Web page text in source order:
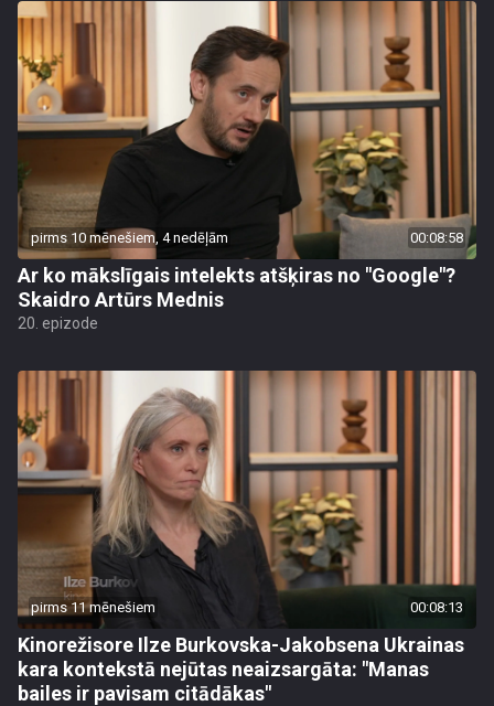
pirms 10 mēnešiem, 4 nedēļām 00:08:58
Ar ko mākslīgais intelekts atšķiras no "Google"?
Skaidro Artūrs Mednis
20. epizode
pirms 11 mēnešiem 00:08:13
Kinorežisore Ilze Burkovska-Jakobsena Ukrainas
kara kontekstā nejūtas neaizsargāta: "Manas
bailes ir pavisam citādākas"